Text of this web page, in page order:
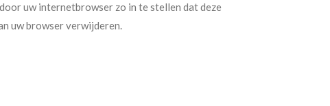
uw internetbrowser zo in te stellen dat deze
uw browser verwijderen.